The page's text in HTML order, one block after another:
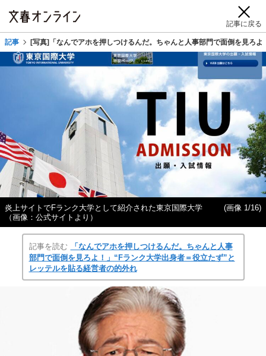
記事に戻る
記事 [写真]「なんでアホを押しつけるんだ。ちゃんと人事部門で面倒を見ろ
炎上サイトでFランク大学として紹介された東京国際大学
（画像：公式サイトより）
(画像 1/16)
記事を読む
「なんでアホを押しつけるんだ。ちゃんと人事
部門で面倒を見ろよ！」“Fランク大学出身者＝役立たず”と
レッテルを貼る経営者の的外れ